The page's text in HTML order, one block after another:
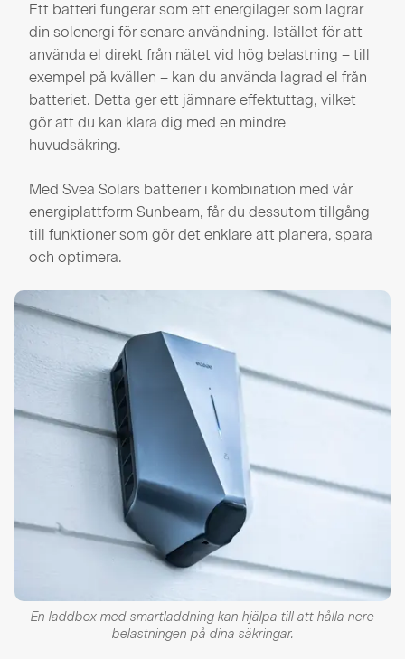
Ett batteri fungerar som ett energilager som lagrar
din solenergi för senare användning. Istället för att
använda el direkt från nätet vid hög belastning – till
exempel på kvällen – kan du använda lagrad el från
batteriet. Detta ger ett jämnare effektuttag, vilket
gör att du kan klara dig med en mindre
huvudsäkring.
Med Svea Solars batterier i kombination med vår
energiplattform Sunbeam, får du dessutom tillgång
till funktioner som gör det enklare att planera, spara
och optimera.
En laddbox med smartladdning kan hjälpa till att hålla nere
belastningen på dina säkringar.